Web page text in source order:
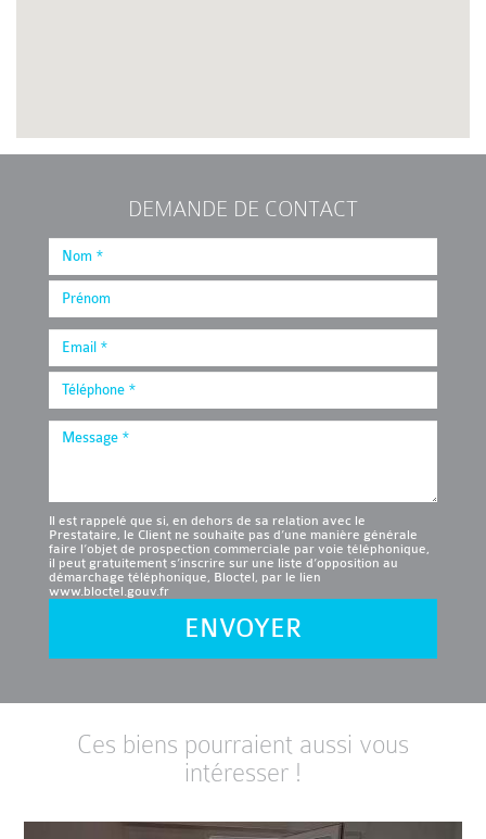
DEMANDE DE CONTACT
Il est rappelé que si, en dehors de sa relation avec le
Prestataire, le Client ne souhaite pas d’une manière générale
faire l’objet de prospection commerciale par voie téléphonique,
il peut gratuitement s’inscrire sur une liste d’opposition au
démarchage téléphonique, Bloctel, par le lien
www.bloctel.gouv.fr
ENVOYER
Ces biens pourraient aussi vous
intéresser !